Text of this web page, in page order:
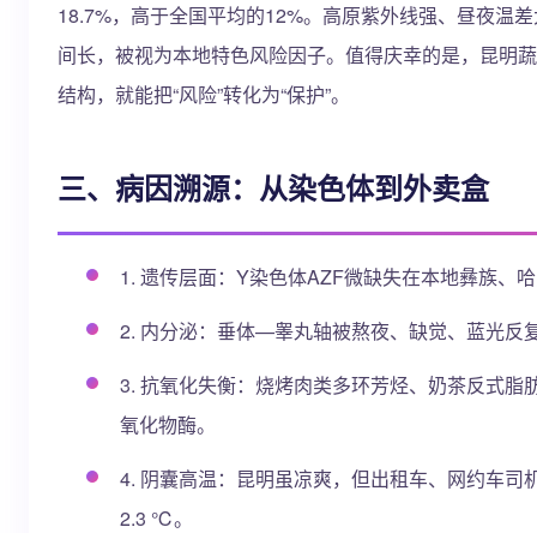
18.7%，高于全国平均的12%。高原紫外线强、昼夜温
间长，被视为本地特色风险因子。值得庆幸的是，昆明
结构，就能把“风险”转化为“保护”。
三、病因溯源：从染色体到外卖盒
1. 遗传层面：Y染色体AZF微缺失在本地彝族、
2. 内分泌：垂体—睾丸轴被熬夜、缺觉、蓝光反
3. 抗氧化失衡：烧烤肉类多环芳烃、奶茶反式
氧化物酶。
4. 阴囊高温：昆明虽凉爽，但出租车、网约车
2.3 ℃。